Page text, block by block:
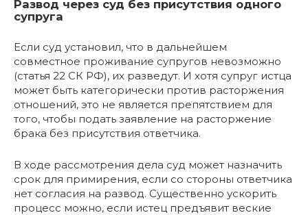
Развод через суд без присутствия одного
супруга
Если суд установил, что в дальнейшем
совместное проживание супругов невозможно
(статья 22 СК РФ), их разведут. И хотя супруг истца
может быть категорически против расторжения
отношений, это не является препятствием для
того, чтобы подать заявление на расторжение
брака без присутствия ответчика.
В ходе рассмотрения дела суд может назначить
срок для примирения, если со стороны ответчика
нет согласия на развод. Существенно ускорить
процесс можно, если истец предъявит веские